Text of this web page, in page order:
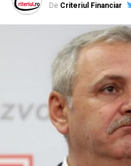
De Criteriul Financiar